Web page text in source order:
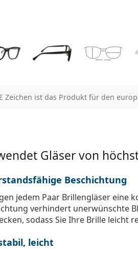
Zeichen ist das Produkt für den
Gläser von
Beschichtung
jedem Paar Brillengläser eine
verhindert unerwünschte
sodass Sie Ihre Brille leicht
leicht